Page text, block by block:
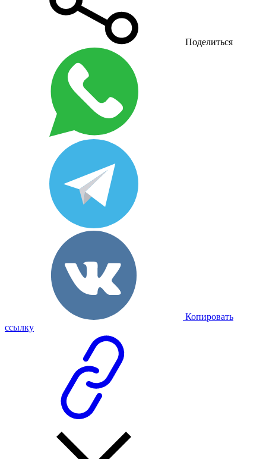
Поделиться
Копировать
ссылку